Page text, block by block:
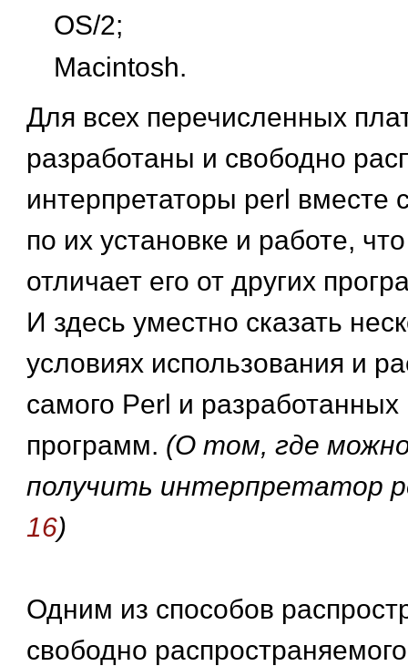
OS/2;
Macintosh.
Для всех перечисленных
разработаны и свободно
интерпретаторы perl вместе
по их установке и работе,
отличает его от других
И здесь уместно сказать
условиях использования и
самого Perl и
программ. (О том, где
получить интерпретатор
16)
Одним из способов
свободно